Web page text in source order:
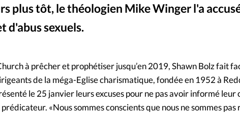
Société
plus tôt, le théologien Mike Winger l'a
d'abus sexuels.
à prêcher et prophétiser jusqu’en 2019, Shawn Bolz fait
de la méga-Eglise charismatique, fondée en 1952 à
le 25 janvier leurs excuses pour ne pas avoir informé leur
«Nous sommes conscients que nous ne sommes